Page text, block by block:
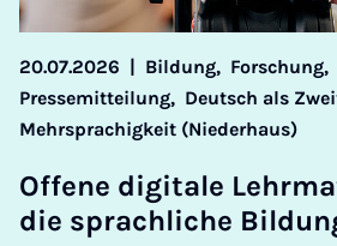
20.07.2026 Bildung, Forschung,
Pressemitteilung, Deutsch als
Mehrsprachigkeit (Niederhaus)
Of­fe­ne di­gi­ta­le
die sprach­li­che